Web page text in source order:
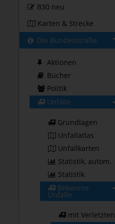
B30 neu
Karten & Strecke
Die Bundesstraße
Aktionen
Bücher
Politik
Unfälle
Grundlagen
Unfallatlas
Unfallkarten
Statistik, autom.
Statistik
Bekannte
Unfälle
mit Verletzten